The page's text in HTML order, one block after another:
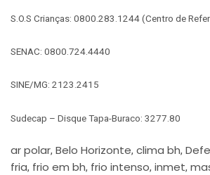
S.O.S Crianças: 0800.283.1244 (Centro de
SENAC: 0800.724.4440
SINE/MG: 2123.2415
Sudecap – Disque Tapa-Buraco: 3277.80
ar polar, Belo Horizonte, clima bh,
fria, frio em bh, frio intenso, inmet,